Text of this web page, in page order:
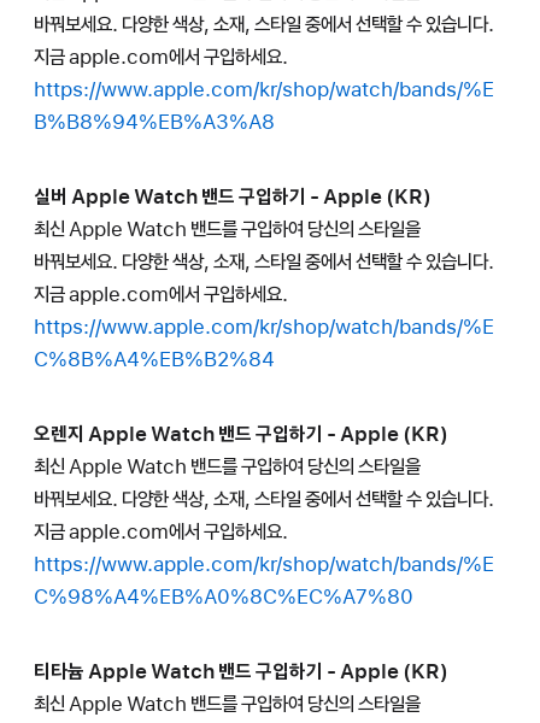
바꿔보세요. 다양한 색상, 소재, 스타일 중에서 선택할 수 있습니다.
지금 apple.com에서 구입하세요.
https://www.apple.com/kr/shop/watch/bands/%E
B%B8%94%EB%A3%A8
실버 Apple Watch 밴드 구입하기 - Apple (KR)
최신 Apple Watch 밴드를 구입하여 당신의 스타일을
바꿔보세요. 다양한 색상, 소재, 스타일 중에서 선택할 수 있습니다.
지금 apple.com에서 구입하세요.
https://www.apple.com/kr/shop/watch/bands/%E
C%8B%A4%EB%B2%84
오렌지 Apple Watch 밴드 구입하기 - Apple (KR)
최신 Apple Watch 밴드를 구입하여 당신의 스타일을
바꿔보세요. 다양한 색상, 소재, 스타일 중에서 선택할 수 있습니다.
지금 apple.com에서 구입하세요.
https://www.apple.com/kr/shop/watch/bands/%E
C%98%A4%EB%A0%8C%EC%A7%80
티타늄 Apple Watch 밴드 구입하기 - Apple (KR)
최신 Apple Watch 밴드를 구입하여 당신의 스타일을